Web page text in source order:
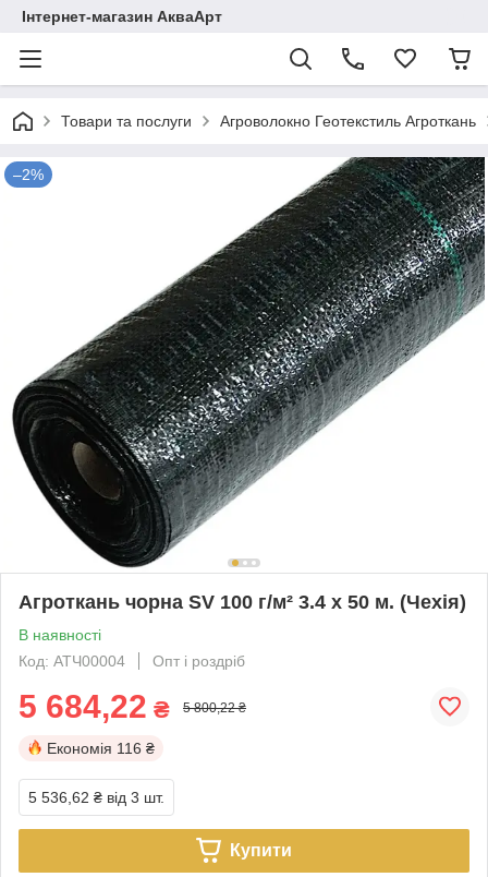
Інтернет-магазин АкваАрт
Товари та послуги Агроволокно Геотекстиль Агроткань
–2%
Агроткань чорна SV 100 г/м² 3.4 х 50 м. (Чехія)
В наявності
Код: АТЧ00004
Опт і роздріб
5 684,22 ₴ 5 800,22 ₴
Економія 116 ₴
5 536,62 ₴ від 3 шт.
Купити